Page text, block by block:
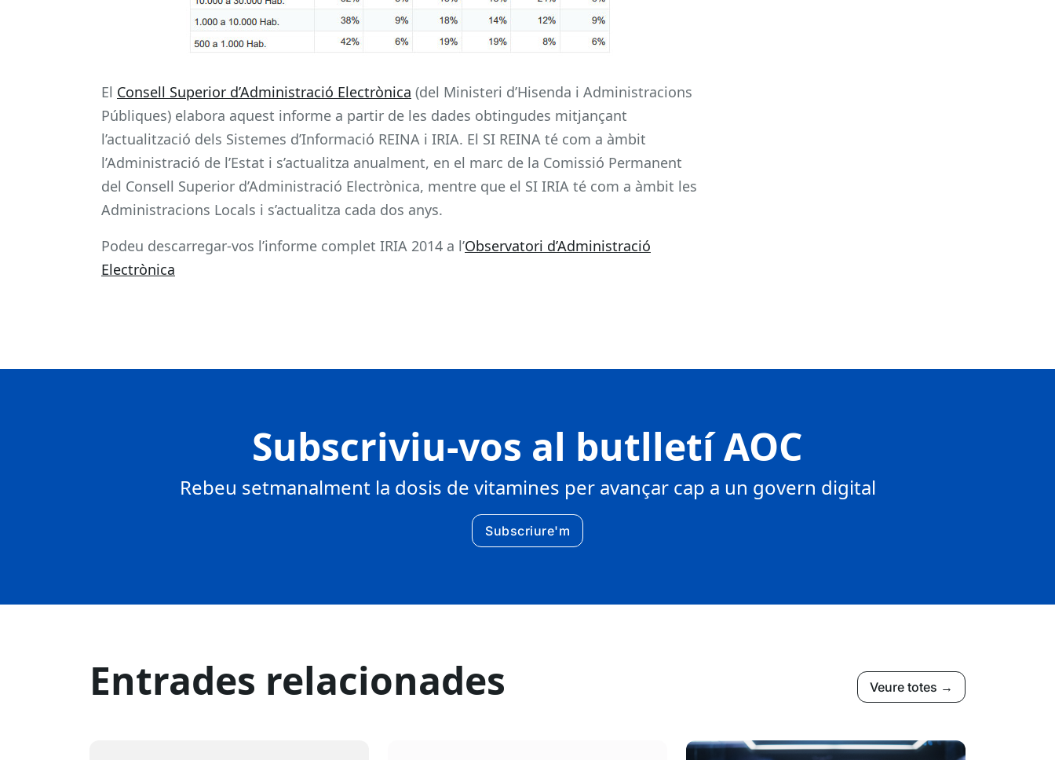
El Consell Superior d’Administració Electrònica (del Ministeri d’Hisenda i Administracions
Públiques) elabora aquest informe a partir de les dades obtingudes mitjançant
l’actualització dels Sistemes d’Informació REINA i IRIA. El SI REINA té com a àmbit
l’Administració de l’Estat i s’actualitza anualment, en el marc de la Comissió Permanent
del Consell Superior d’Administració Electrònica, mentre que el SI IRIA té com a àmbit les
Administracions Locals i s’actualitza cada dos anys.
Podeu descarregar-vos l’informe complet IRIA 2014 a l’Observatori d’Administració
Electrònica
Subscriviu-vos al butlletí AOC
Rebeu setmanalment la dosis de vitamines per avançar cap a un govern digital
Subscriure'm
Entrades relacionades Veure totes →